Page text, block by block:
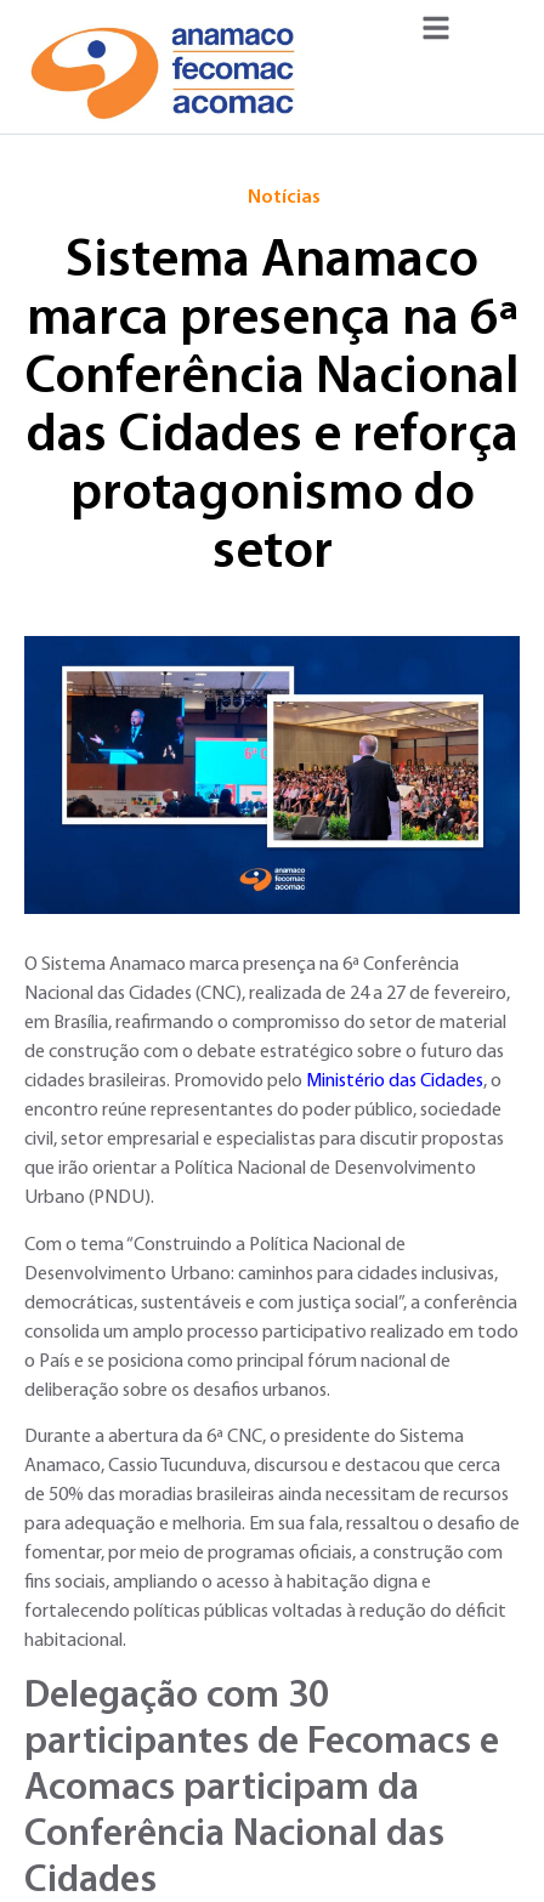
Notícias
Sistema Anamaco
marca presença na 6ª
Conferência Nacional
das Cidades e reforça
protagonismo do
setor
O Sistema Anamaco marca presença na 6ª Conferência
Nacional das Cidades (CNC), realizada de 24 a 27 de fevereiro,
em Brasília, reafirmando o compromisso do setor de material
de construção com o debate estratégico sobre o futuro das
cidades brasileiras. Promovido pelo Ministério das Cidades, o
encontro reúne representantes do poder público, sociedade
civil, setor empresarial e especialistas para discutir propostas
que irão orientar a Política Nacional de Desenvolvimento
Urbano (PNDU).
Com o tema “Construindo a Política Nacional de
Desenvolvimento Urbano: caminhos para cidades inclusivas,
democráticas, sustentáveis e com justiça social”, a conferência
consolida um amplo processo participativo realizado em todo
o País e se posiciona como principal fórum nacional de
deliberação sobre os desafios urbanos.
Durante a abertura da 6ª CNC, o presidente do Sistema
Anamaco, Cassio Tucunduva, discursou e destacou que cerca
de 50% das moradias brasileiras ainda necessitam de recursos
para adequação e melhoria. Em sua fala, ressaltou o desafio de
fomentar, por meio de programas oficiais, a construção com
fins sociais, ampliando o acesso à habitação digna e
fortalecendo políticas públicas voltadas à redução do déficit
habitacional.
Delegação com 30
participantes de Fecomacs e
Acomacs participam da
Conferência Nacional das
Cidades